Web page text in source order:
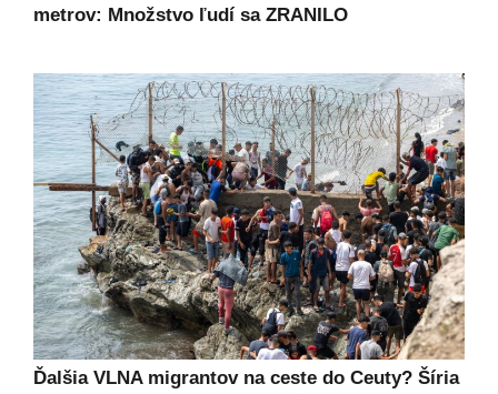
metrov: Množstvo ľudí sa ZRANILO
Ďalšia VLNA migrantov na ceste do Ceuty? Šíria